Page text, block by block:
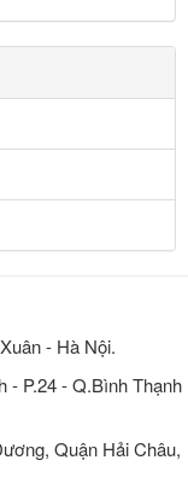
- Hà Nội.
- P.24 - Q.Bình Thạnh
Quận Hải Châu,